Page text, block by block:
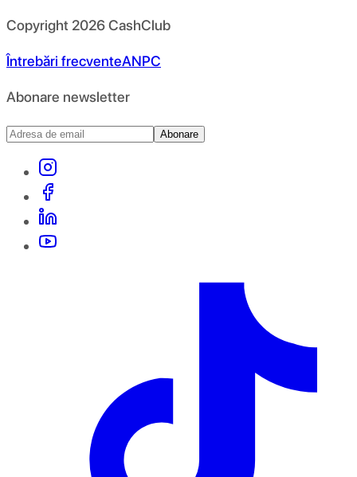
Copyright 2026CashClub
Întrebări frecventeANPC
Abonare newsletter
Abonare